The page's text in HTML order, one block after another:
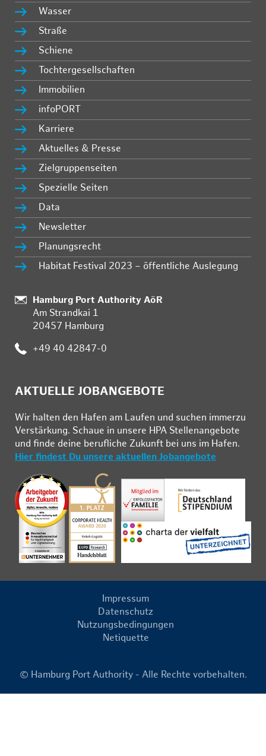
Wasser
Straße
Schiene
Tochtergesellschaften
Immobilien
infoPORT
Karriere
Aktuelles & Presse
Zielgruppenseiten
Spezielle Seiten
Data
Newsletter
Planungsrecht
Habitat Festival 2023 – öffentliche Auslegung
:
Hamburg Port Authority AöR
Am Strandkai 1
20457 Hamburg
: +49 40 42847-0
AKTUELLE JOBANGEBOTE
Wir hal­ten den Ha­fen am Lau­fen und su­chen im­mer­zu
Ver­stär­kung. Schau­e in un­se­re HPA Stel­len­an­ge­bo­te
und fin­de deine be­ruf­li­che Zu­kunft bei uns im Ha­fen.
Hier findest Du unsere aktuellen Jobangebote
Impressum
Datenschutz
Nutzungsbedingungen
Netiquette
© Hamburg Port Authority - Alle Rechte vorbehalten.